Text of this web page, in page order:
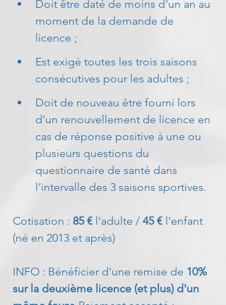
Doit être daté de moins d'un an au
moment de la demande de
licence ;
Est exigé toutes les trois saisons
consécutives pour les adultes ;
Doit de nouveau être fourni lors
d’un renouvellement de licence en
cas de réponse positive à une ou
plusieurs questions du
questionnaire de santé dans
l’intervalle des 3 saisons sportives.
Cotisation : 85 € l'adulte / 45 € l'enfant
(né en 2013 et après)
INFO : Bénéficier d'une remise de 10%
sur la deuxième licence (et plus) d'un